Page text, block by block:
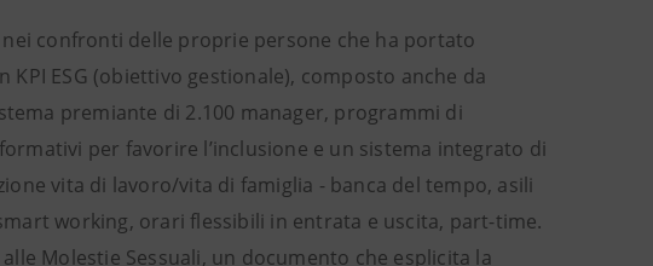
nei confronti delle proprie persone che ha portato
ESG (obiettivo gestionale), composto anche da
premiante di 2.100 manager, programmi di
per favorire l’inclusione e un sistema integrato di
vita di lavoro/vita di famiglia - banca del tempo, asili
working, orari flessibili in entrata e uscita, part-time.
Molestie Sessuali, un documento che esplicita la